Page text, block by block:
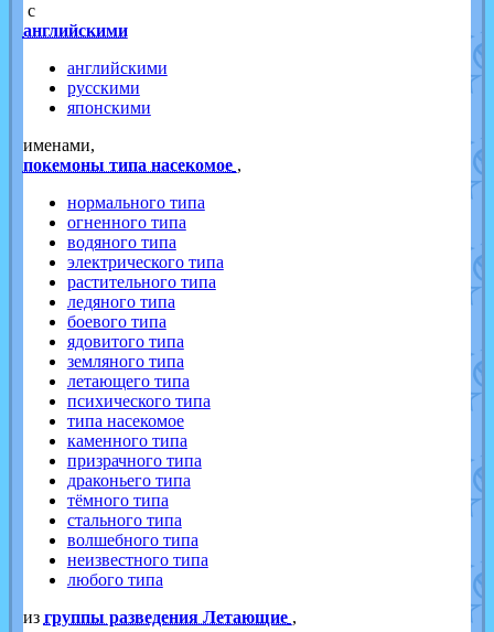
с
английскими
английскими
русскими
японскими
именами,
покемоны типа насекомое ,
нормального типа
огненного типа
водяного типа
электрического типа
растительного типа
ледяного типа
боевого типа
ядовитого типа
земляного типа
летающего типа
психического типа
типа насекомое
каменного типа
призрачного типа
драконьего типа
тёмного типа
стального типа
волшебного типа
неизвестного типа
любого типа
из группы разведения Летающие ,